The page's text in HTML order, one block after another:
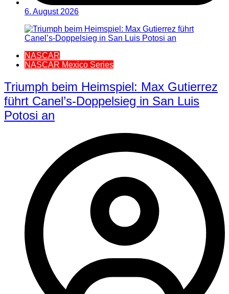
6. August 2026
NASCAR
NASCAR Mexico Series
Triumph beim Heimspiel: Max Gutierrez
führt Canel’s-Doppelsieg in San Luis
Potosi an